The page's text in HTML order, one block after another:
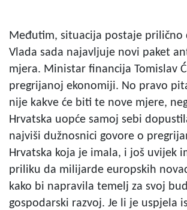
Međutim, situacija postaje prilično
Vlada sada najavljuje novi paket
mjera. Ministar financija Tomislav
pregrijanoj ekonomiji. No pravo
nije kakve će biti te nove mjere,
Hrvatska uopće samoj sebi
najviši dužnosnici govore o
Hrvatska koja je imala, i još uvijek
priliku da milijarde europskih
kako bi napravila temelj za svoj
gospodarski razvoj. Je li je uspjela